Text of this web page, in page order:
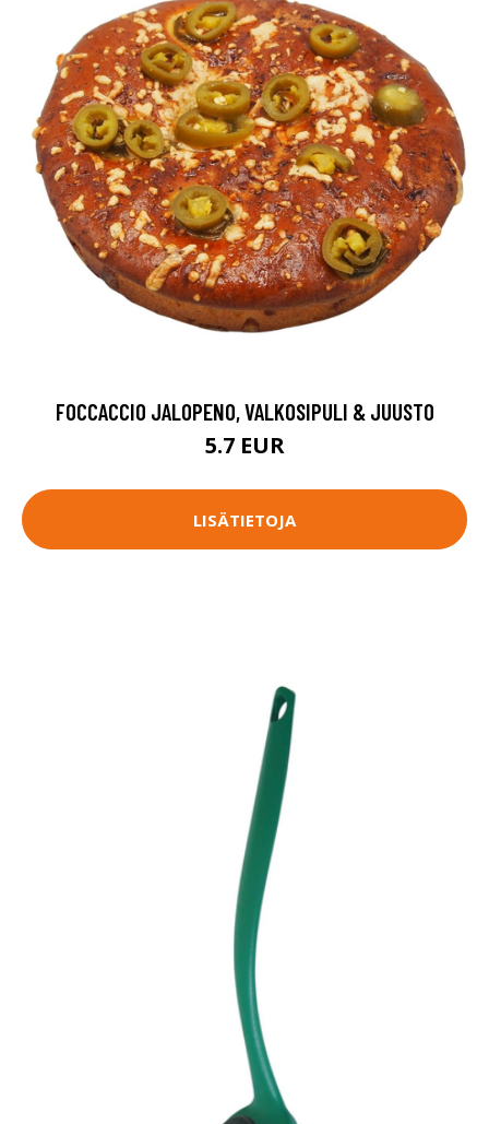
FOCCACCIO JALOPENO, VALKOSIPULI & JUUSTO
5.7 EUR
LISÄTIETOJA